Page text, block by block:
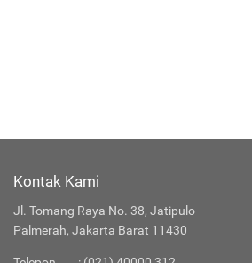
Kontak Kami
Jl. Tomang Raya No. 38, Jatipulo
Palmerah, Jakarta Barat 11430